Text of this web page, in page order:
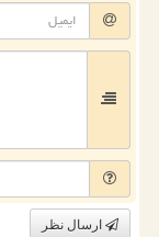
ارسال نظر